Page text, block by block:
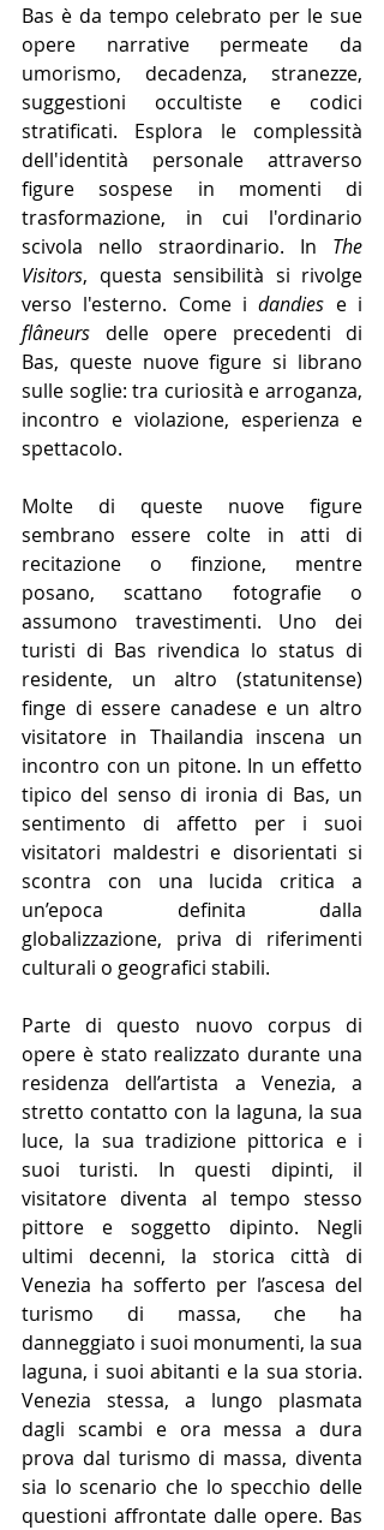
Bas è da tempo celebrato per le sue
opere narrative permeate da
umorismo, decadenza, stranezze,
suggestioni occultiste e codici
stratificati. Esplora le complessità
dell'identità personale attraverso
figure sospese in momenti di
trasformazione, in cui l'ordinario
scivola nello straordinario. In The
Visitors, questa sensibilità si rivolge
verso l'esterno. Come i dandies
flâneurs delle opere precedenti di
Bas, queste nuove figure si librano
sulle soglie: tra curiosità e arroganza,
incontro e violazione, esperienza e
spettacolo.
Molte di queste nuove figure
sembrano essere colte in atti di
recitazione o finzione, mentre
posano, scattano fotografie o
assumono travestimenti. Uno dei
turisti di Bas rivendica lo status di
residente, un altro (statunitense)
finge di essere canadese e un altro
visitatore in Thailandia inscena un
incontro con un pitone. In un effetto
tipico del senso di ironia di Bas, un
sentimento di affetto per i suoi
visitatori maldestri e disorientati si
scontra con una lucida critica a
un’epoca definita dalla
globalizzazione, priva di riferimenti
culturali o geografici stabili.
Parte di questo nuovo corpus di
opere è stato realizzato durante una
residenza dell’artista a Venezia, a
stretto contatto con la laguna, la sua
luce, la sua tradizione pittorica e i
suoi turisti. In questi dipinti, il
visitatore diventa al tempo stesso
pittore e soggetto dipinto. Negli
ultimi decenni, la storica città di
Venezia ha sofferto per l’ascesa del
turismo di massa, che ha
danneggiato i suoi monumenti, la sua
laguna, i suoi abitanti e la sua storia.
Venezia stessa, a lungo plasmata
dagli scambi e ora messa a dura
prova dal turismo di massa, diventa
sia lo scenario che lo specchio delle
questioni affrontate dalle opere. Bas